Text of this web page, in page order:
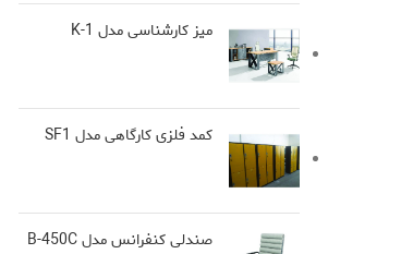
میز کارشناسی مدل K-1
کمد فلزی کارگاهی مدل SF1
صندلی کنفرانس مدل B-450C